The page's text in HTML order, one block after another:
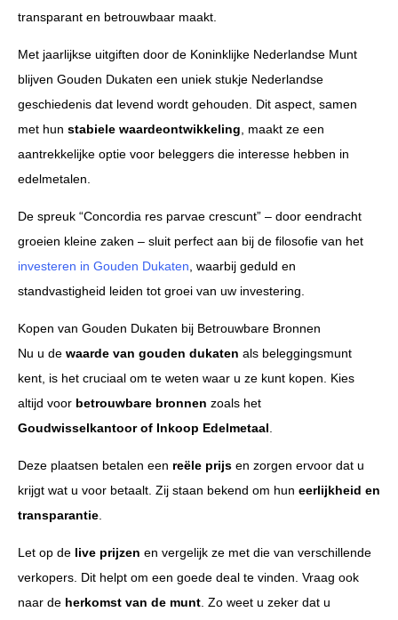
transparant en betrouwbaar maakt.
Met jaarlijkse uitgiften door de Koninklijke Nederlandse Munt
blijven Gouden Dukaten een uniek stukje Nederlandse
geschiedenis dat levend wordt gehouden. Dit aspect, samen
met hun stabiele waardeontwikkeling , maakt ze een
aantrekkelijke optie voor beleggers die interesse hebben in
edelmetalen.
De spreuk “Concordia res parvae crescunt” – door eendracht
groeien kleine zaken – sluit perfect aan bij de filosofie van het
investeren in Gouden Dukaten , waarbij geduld en
standvastigheid leiden tot groei van uw investering.
Kopen van Gouden Dukaten bij Betrouwbare Bronnen
Nu u de waarde van gouden dukaten als beleggingsmunt
kent, is het cruciaal om te weten waar u ze kunt kopen. Kies
altijd voor betrouwbare bronnen zoals het
Goudwisselkantoor of Inkoop Edelmetaal
Deze plaatsen betalen een reële prijs en zorgen ervoor dat u
krijgt wat u voor betaalt. Zij staan bekend om hun eerlijkheid en
transparantie
Let op de live prijzen en vergelijk ze met die van verschillende
verkopers. Dit helpt om een goede deal te vinden. Vraag ook
naar de herkomst van de munt . Zo weet u zeker dat u